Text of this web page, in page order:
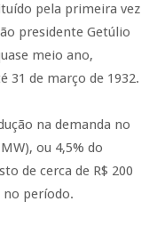
pela primeira vez
presidente Getúlio
meio ano,
31 de março de 1932.
na demanda no
ou 4,5% do
de cerca de R$ 200
período.